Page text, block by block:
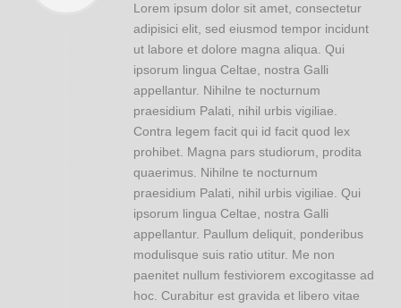
Lorem ipsum dolor sit amet, consectetur
adipisici elit, sed eiusmod tempor incidunt
ut labore et dolore magna aliqua. Qui
ipsorum lingua Celtae, nostra Galli
appellantur. Nihilne te nocturnum
praesidium Palati, nihil urbis vigiliae.
Contra legem facit qui id facit quod lex
prohibet. Magna pars studiorum, prodita
quaerimus. Nihilne te nocturnum
praesidium Palati, nihil urbis vigiliae. Qui
ipsorum lingua Celtae, nostra Galli
appellantur. Paullum deliquit, ponderibus
modulisque suis ratio utitur. Me non
paenitet nullum festiviorem excogitasse ad
hoc. Curabitur est gravida et libero vitae